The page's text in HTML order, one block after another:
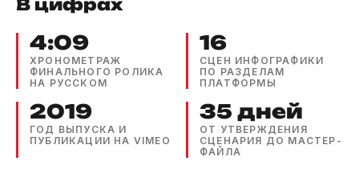
В цифрах
4:09
ХРОНОМЕТРАЖ
ФИНАЛЬНОГО РОЛИКА
НА РУССКОМ
16
СЦЕН ИНФОГРАФИКИ
ПО РАЗДЕЛАМ
ПЛАТФОРМЫ
2019
ГОД ВЫПУСКА И
ПУБЛИКАЦИИ НА VIMEO
35 дней
ОТ УТВЕРЖДЕНИЯ
СЦЕНАРИЯ ДО МАСТЕР-
ФАЙЛА